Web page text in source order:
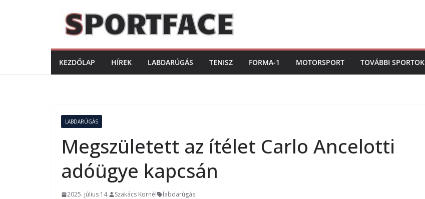
KEZDŐLAP HÍREK LABDARÚGÁS TENISZ FORMA-1 MOTORSPORT TOVÁBBI SPORTOK
LABDARÚGÁS
Megszületett az ítélet Carlo Ancelotti
adóügye kapcsán
2025. július 14. Szakács Kornél labdarúgás